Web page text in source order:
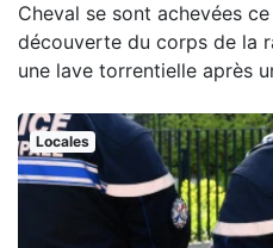
Cheval se sont achevées
découverte du corps de la
une lave torrentielle après
Locales